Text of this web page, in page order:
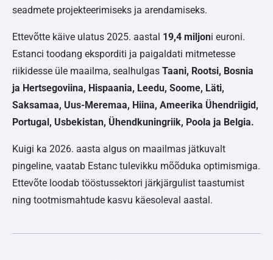
seadmete projekteerimiseks ja arendamiseks.
Ettevõtte käive ulatus 2025. aastal 19,4 miljoni euroni.
Estanci toodang eksporditi ja paigaldati mitmetesse
riikidesse üle maailma, sealhulgas Taani, Rootsi, Bosnia
ja Hertsegoviina, Hispaania, Leedu, Soome, Läti,
Saksamaa, Uus-Meremaa, Hiina, Ameerika Ühendriigid,
Portugal, Usbekistan, Ühendkuningriik, Poola ja Belgia.
Kuigi ka 2026. aasta algus on maailmas jätkuvalt
pingeline, vaatab Estanc tulevikku mõõduka optimismiga.
Ettevõte loodab tööstussektori järkjärgulist taastumist
ning tootmismahtude kasvu käesoleval aastal.